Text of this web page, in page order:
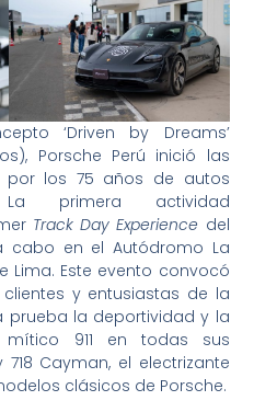
‘Driven by Dreams’
Porsche Perú inició las
por los 75 años de autos
La primera actividad
Track Day Experience del
cabo en el Autódromo La
Lima. Este evento convocó
y entusiastas de la
prueba la deportividad y la
mítico 911 en todas sus
718 Cayman, el electrizante
clásicos de Porsche.